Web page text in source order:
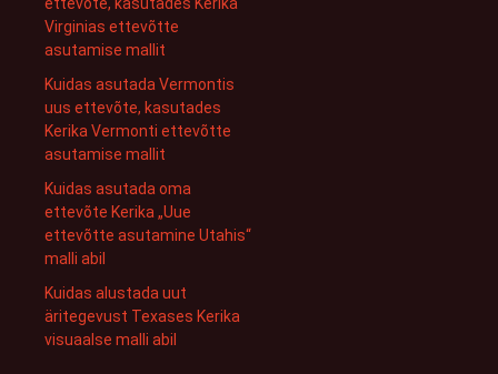
ettevõte, kasutades Kerika
Virginias ettevõtte
asutamise mallit
Kuidas asutada Vermontis
uus ettevõte, kasutades
Kerika Vermonti ettevõtte
asutamise mallit
Kuidas asutada oma
ettevõte Kerika „Uue
ettevõtte asutamine Utahis“
malli abil
Kuidas alustada uut
äritegevust Texases Kerika
visuaalse malli abil